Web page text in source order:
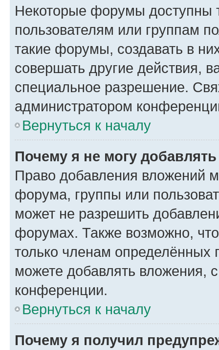
Некоторые форумы доступны
пользователям или группам
такие форумы, создавать в
совершать другие действия,
специальное разрешение.
администратором
Вернуться к началу
Почему я не могу
Право добавления вложений
форума, группы или
может не разрешить
форумах. Также возможно,
только членам определённых
можете добавлять вложения,
конференции.
Вернуться к началу
Почему я получил